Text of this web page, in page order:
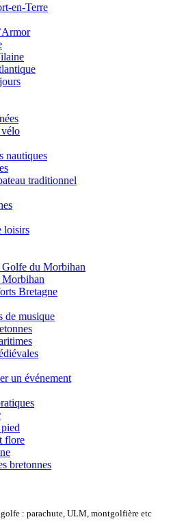
en-Terre
nautiques
traditionnel
loisirs
Golfe du Morbihan
Morbihan
Bretagne
de musique
un événement
flore
bretonnes
: parachute, ULM, montgolfière etc